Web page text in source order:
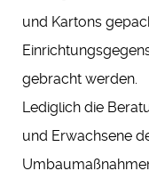
und Kartons
gebracht werden.
Lediglich die
und Erwachsene